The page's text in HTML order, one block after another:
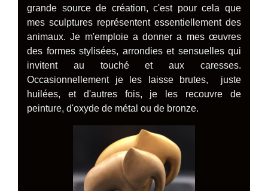
grande source de création, c'est pour cela que
mes sculptures représentent essentiellement des
animaux. Je m'emploie a donner a mes œuvres
des formes stylisées, arrondies et sensuelles qui
invitent au touché et aux caresses.
Occasionnellement je les laisse brutes, juste
huilées, et d'autres fois, je les recouvre de
peinture, d'oxyde de métal ou de bronze.